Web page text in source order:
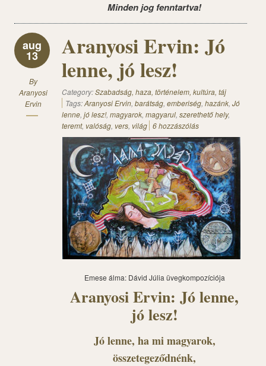
Minden jog fenntartva!
aug
13
By
Aranyosi
Ervin
Aranyosi Ervin: Jó
lenne, jó lesz!
Category:Szabadság, haza, történelem, kultúra, táj
Tags:Aranyosi Ervin, barátság, emberiség, hazánk, Jó
lenne, jó lesz!, magyarok, magyarul, szerethető hely,
teremt, valóság, vers, világ 6 hozzászólás
Emese álma: Dávid Júlia üvegkompozíciója
Aranyosi Ervin: Jó lenne,
jó lesz!
Jó lenne, ha mi magyarok,
összetegeződnénk,